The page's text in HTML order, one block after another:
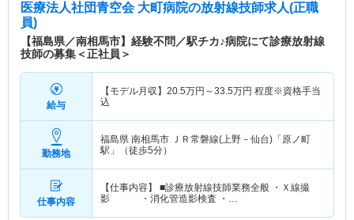
医療法人社団青空会 大町病院の放射線技師求人(正職
員)
【福島県／南相馬市】経験不問／駅チカ♪病院にて診療放射線
技師の募集＜正社員＞
給与
【モデル月収】 20.5万円～33.5万円 程度※資格手当
込
勤務地
福島県 南相馬市 ＪＲ常磐線(上野－仙台)「原ノ町
駅」（徒歩5分）
仕事内容
【仕事内容】 ■診療放射線技師業務全般 ・Ｘ線撮
影 ・消化管造影検査 ・…